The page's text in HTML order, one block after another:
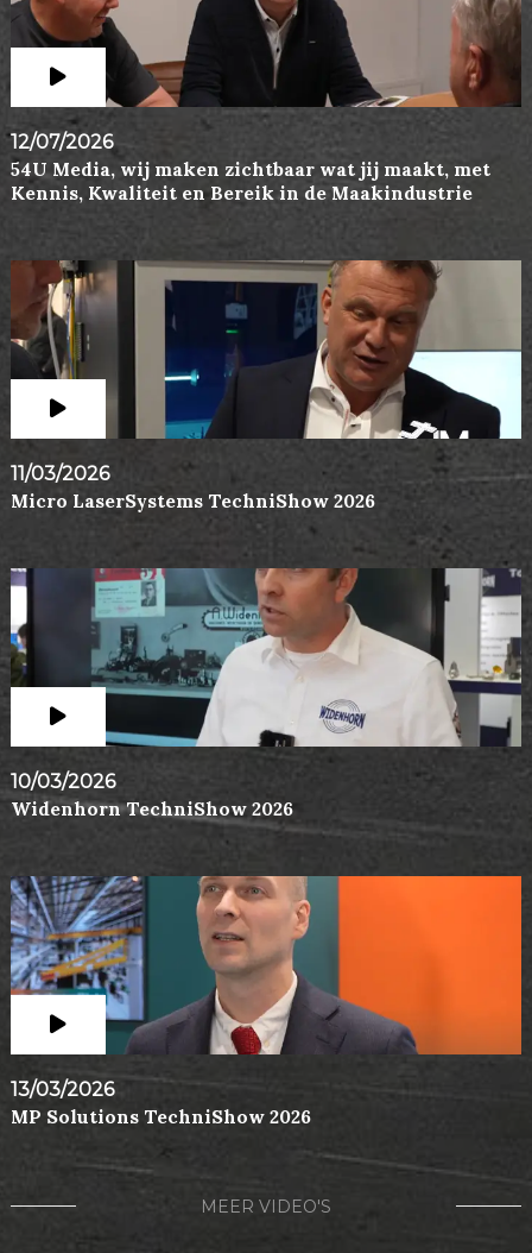
12/07/2026
54U Media, wij maken zichtbaar wat jij maakt, met
Kennis, Kwaliteit en Bereik in de Maakindustrie
11/03/2026
Micro LaserSystems TechniShow 2026
10/03/2026
Widenhorn TechniShow 2026
13/03/2026
MP Solutions TechniShow 2026
MEER VIDEO'S